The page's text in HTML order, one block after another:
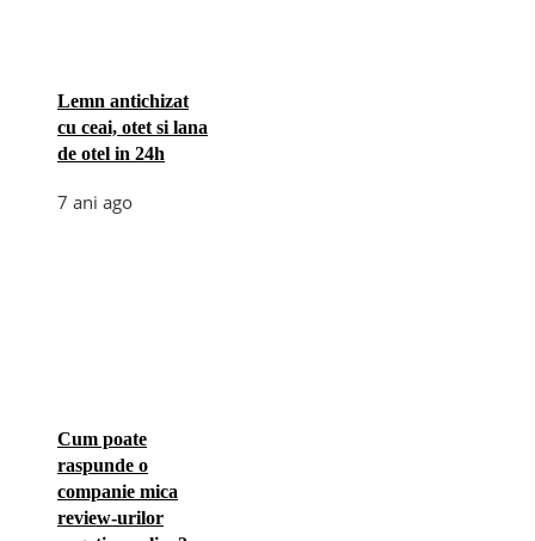
Lemn antichizat
cu ceai, otet si lana
de otel in 24h
7 ani ago
Cum poate
raspunde o
companie mica
review-urilor